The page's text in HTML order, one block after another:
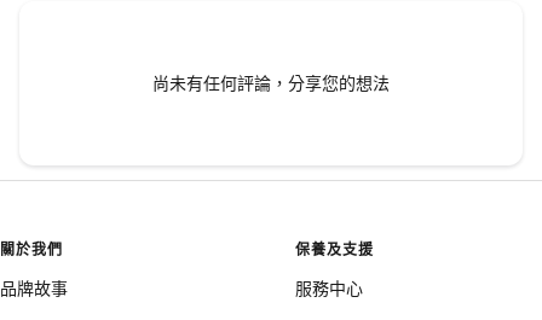
尚未有任何評論，分享您的想法
關於我們
品牌故事
保養及支援
服務中心